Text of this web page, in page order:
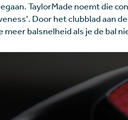
TaylorMade noemt die
Door het clubblad aan
meer balsnelheid als je de bal